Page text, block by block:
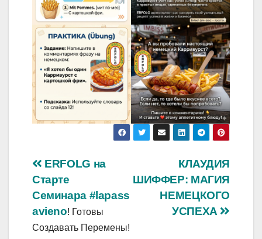
Навигация
по
записям
КЛАУДИЯ
ШИФФЕР: МАГИЯ
НЕМЕЦКОГО
УСПЕХА
ERFOLG на
Старте
Семинара #lapass
avieno! Готовы
Создавать Перемены!